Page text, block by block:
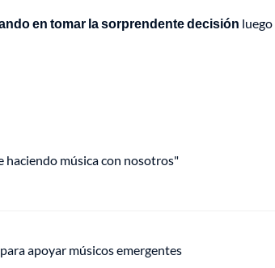
en tomar la sorprendente decisión luego
haciendo música con nosotros"
apoyar músicos emergentes